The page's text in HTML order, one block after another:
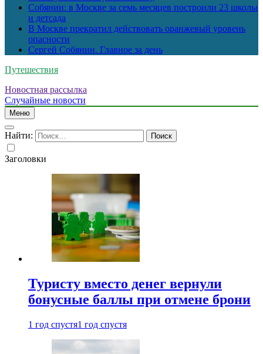
Собянин: в Москве за семь месяцев построили 23 школы
и детсада
В Москве прекратил действовать оранжевый уровень
опасности
Сергей Собянин. Главное за день
Путешествия
Новостная рассылка
Случайные новости
Меню
Найти:
Заголовки
Туристу вместо денег вернули
бонусные баллы при отмене брони
1 год спустя1 год спустя